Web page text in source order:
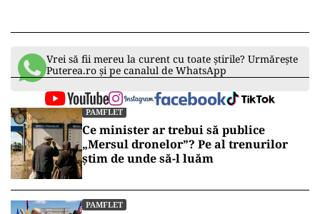
Vrei să fii mereu la curent cu toate știrile? Urmărește
Puterea.ro și pe canalul de WhatsApp
PAMFLET
Ce minister ar trebui să publice
„Mersul dronelor”? Pe al trenurilor
știm de unde să-l luăm
PAMFLET